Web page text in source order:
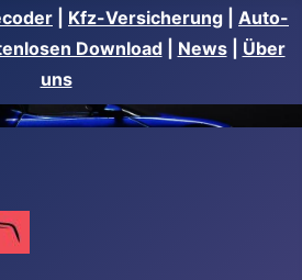
Kfz-Versicherung
Auto-
Download| News| Über
uns